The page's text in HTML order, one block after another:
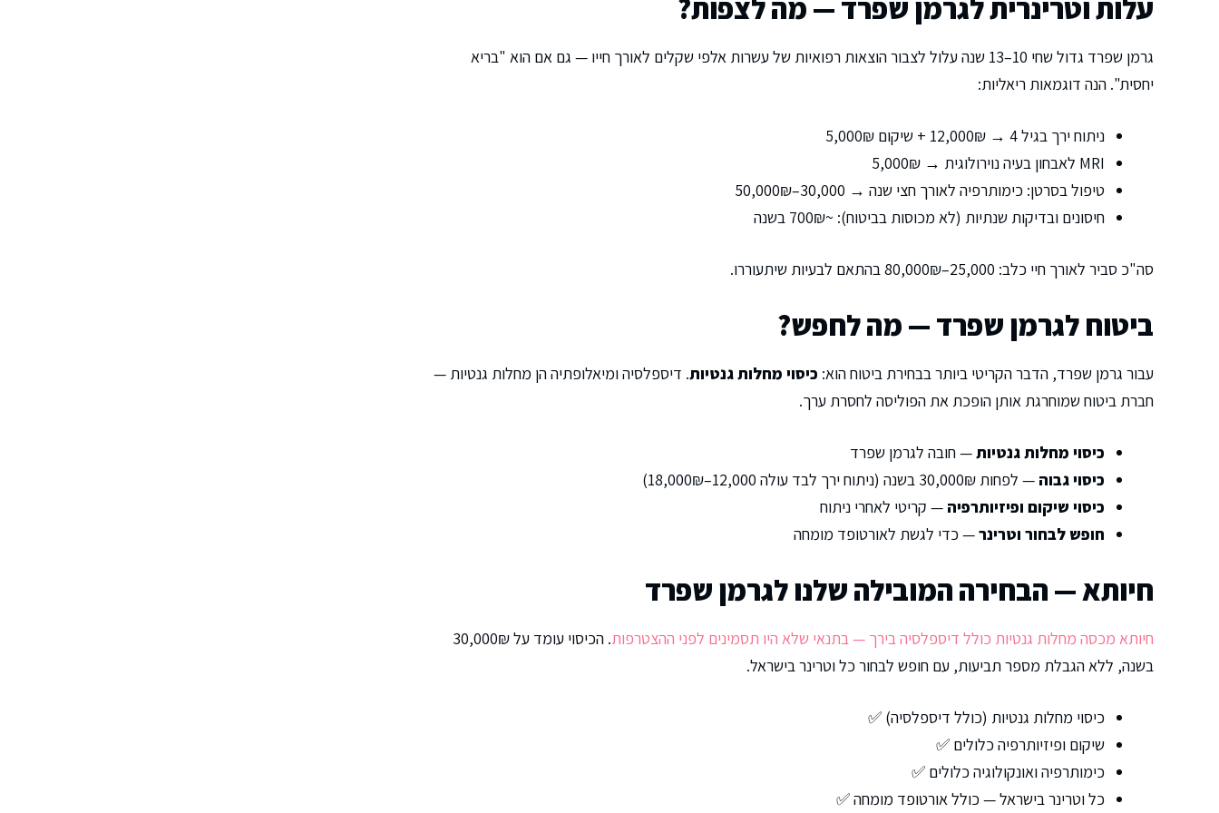
עלות וטרינרית לגרמן שפרד — מה לצפות?
גרמן שפרד גדול שחי 10–13 שנה עלול לצבור הוצאות רפואיות של עשרות אלפי שקלים לאורך חייו — גם אם הוא "בריא
יחסית". הנה דוגמאות ריאליות:
ניתוח ירך בגיל 4 → 12,000₪ + שיקום 5,000₪
MRI לאבחון בעיה נוירולוגית → 5,000₪
טיפול בסרטן: כימותרפיה לאורך חצי שנה → 30,000–50,000₪
חיסונים ובדיקות שנתיות (לא מכוסות בביטוח): ~700₪ בשנה
סה"כ סביר לאורך חיי כלב: 25,000–80,000₪ בהתאם לבעיות שיתעוררו.
ביטוח לגרמן שפרד — מה לחפש?
עבור גרמן שפרד, הדבר הקריטי ביותר בבחירת ביטוח הוא: כיסוי מחלות גנטיות. דיספלסיה ומיאלופתיה הן מחלות גנטיות —
חברת ביטוח שמוחרגת אותן הופכת את הפוליסה לחסרת ערך.
כיסוי מחלות גנטיות— חובה לגרמן שפרד
כיסוי גבוה — לפחות 30,000₪ בשנה (ניתוח ירך לבד עולה 12,000–18,000₪)
כיסוי שיקום ופיזיותרפיה — קריטי לאחרי ניתוח
חופש לבחור וטרינר— כדי לגשת לאורטופד מומחה
חיותא — הבחירה המובילה שלנו לגרמן שפרד
חיותא מכסה מחלות גנטיות כולל דיספלסיה בירך — בתנאי שלא היו תסמינים לפני ההצטרפות
. הכיסוי עומד על 30,000₪
בשנה, ללא הגבלת מספר תביעות, עם חופש לבחור כל וטרינר בישראל.
כיסוי מחלות גנטיות (כולל דיספלסיה) ✅
שיקום ופיזיותרפיה כלולים ✅
כימותרפיה ואונקולוגיה כלולים ✅
כל וטרינר בישראל — כולל אורטופד מומחה ✅